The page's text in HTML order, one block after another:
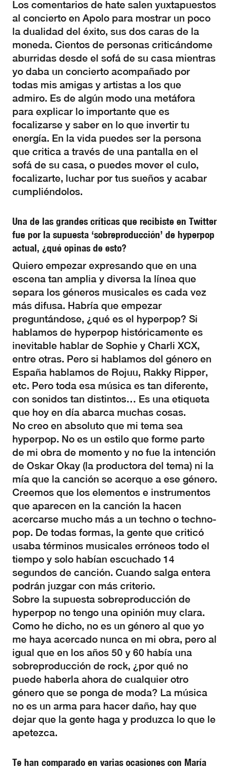
Los comentarios de hate salen yuxtapuestos
al concierto en Apolo para mostrar un poco
la dualidad del éxito, sus dos caras de la
moneda. Cientos de personas criticándome
aburridas desde el sofá de su casa mientras
yo daba un concierto acompañado por
todas mis amigas y artistas a los que
admiro. Es de algún modo una metáfora
para explicar lo importante que es
focalizarse y saber en lo que invertir tu
energía. En la vida puedes ser la persona
que critica a través de una pantalla en el
sofá de su casa, o puedes mover el culo,
focalizarte, luchar por tus sueños y acabar
cumpliéndolos.
Una de las grandes críticas que recibiste en Twitter
fue por la supuesta ‘sobreproducción’ de hyperpop
actual, ¿qué opinas de esto?
Quiero empezar expresando que en una
escena tan amplia y diversa la línea que
separa los géneros musicales es cada vez
más difusa. Habría que empezar
preguntándose, ¿qué es el hyperpop? Si
hablamos de hyperpop históricamente es
inevitable hablar de Sophie y Charli XCX,
entre otras. Pero si hablamos del género en
España hablamos de Rojuu, Rakky Ripper,
etc. Pero toda esa música es tan diferente,
con sonidos tan distintos… Es una etiqueta
que hoy en día abarca muchas cosas.
No creo en absoluto que mi tema sea
hyperpop. No es un estilo que forme parte
de mi obra de momento y no fue la intención
de Oskar Okay (la productora del tema) ni la
mía que la canción se acerque a ese género.
Creemos que los elementos e instrumentos
que aparecen en la canción la hacen
acercarse mucho más a un techno o techno-
pop. De todas formas, la gente que criticó
usaba términos musicales erróneos todo el
tiempo y solo habían escuchado 14
segundos de canción. Cuando salga entera
podrán juzgar con más criterio.
Sobre la supuesta sobreproducción de
hyperpop no tengo una opinión muy clara.
Como he dicho, no es un género al que yo
me haya acercado nunca en mi obra, pero al
igual que en los años 50 y 60 había una
sobreproducción de rock, ¿por qué no
puede haberla ahora de cualquier otro
género que se ponga de moda? La música
no es un arma para hacer daño, hay que
dejar que la gente haga y produzca lo que le
apetezca.
Te han comparado en varias ocasiones con María